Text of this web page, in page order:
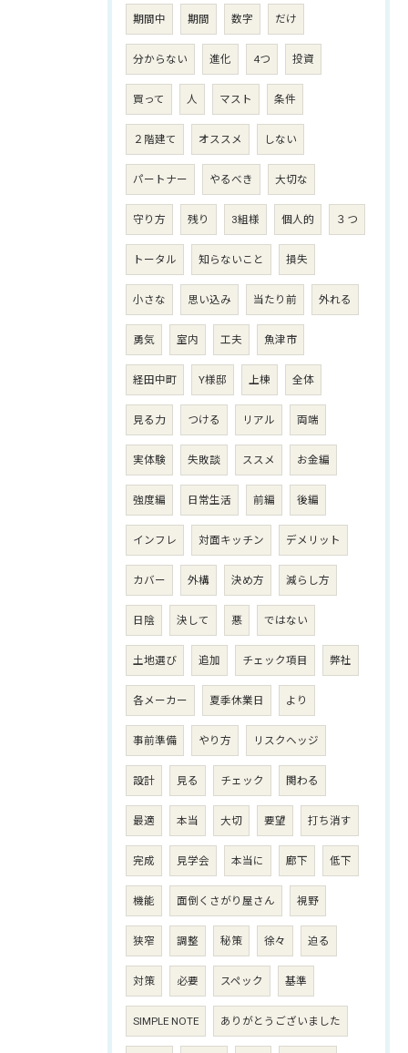
期間中 期間 数字 だけ
分からない 進化 4つ 投資
買って 人 マスト 条件
２階建て オススメ しない
パートナー やるべき 大切な
守り方 残り 3組様 個人的 ３つ
トータル 知らないこと 損失
小さな 思い込み 当たり前 外れる
勇気 室内 工夫 魚津市
経田中町 Y様邸 上棟 全体
見る力 つける リアル 両端
実体験 失敗談 ススメ お金編
強度編 日常生活 前編 後編
インフレ 対面キッチン デメリット
カバー 外構 決め方 減らし方
日陰 決して 悪 ではない
土地選び 追加 チェック項目 弊社
各メーカー 夏季休業日 より
事前準備 やり方 リスクヘッジ
設計 見る チェック 関わる
最適 本当 大切 要望 打ち消す
完成 見学会 本当に 廊下 低下
機能 面倒くさがり屋さん 視野
狭窄 調整 秘策 徐々 迫る
対策 必要 スペック 基準
SIMPLE NOTE ありがとうございました